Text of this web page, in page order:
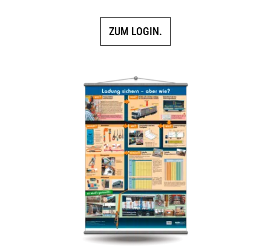
ZUM LOGIN.